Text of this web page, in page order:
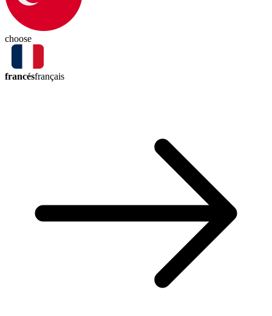
choose
francésfrançais